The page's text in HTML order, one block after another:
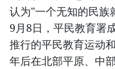
认为"一个无知的民族
9月8日，平民教育署
推行的平民教育运动
年后在北部平原、中